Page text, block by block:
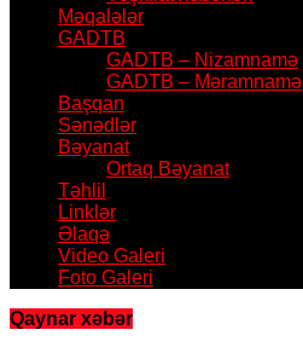
Məqalələr
GADTB
GADTB – Nizamnamə
GADTB – Məramnamə
Başqan
Sənədlər
Bəyanat
Ortaq Bəyanat
Təhlil
Linklər
Əlaqə
Video Galeri
Foto Galeri
Qaynar xəbər